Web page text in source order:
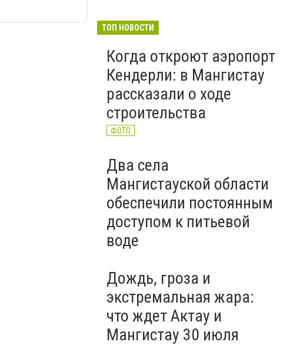
ТОП НОВОСТИ
Когда откроют аэропорт
Кендерли: в Мангистау
рассказали о ходе
строительства
ФОТО
Два села
Мангистауской области
обеспечили постоянным
доступом к питьевой
воде
Дождь, гроза и
экстремальная жара:
что ждет Актау и
Мангистау 30 июля